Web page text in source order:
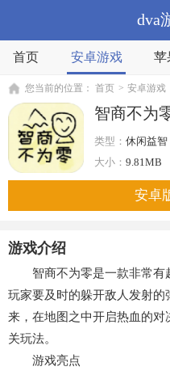
dva
首页 安卓游戏 苹
您当前的位置： 首页 > 安卓游戏
智商不为
类型： 休闲益智
大小： 9.81MB
安卓
游戏介绍
智商不为零是一款非常有
玩家要及时的躲开敌人发射
来，在地图之中开启热血的
关玩法。
游戏亮点